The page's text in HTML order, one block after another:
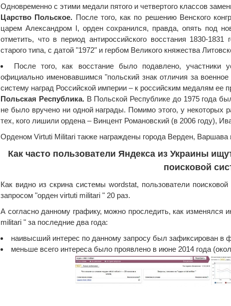
Одновременно с этими медали пятого и четвертого классов
Царство Польское. После того, как по решению Венского
царем Александром I, орден сохранился, правда, опять под
отметить, что в период антироссийского восстания 1830-
старого типа, с датой "1972" и гербом Великого княжества
После того, как восстание было подавлено, участники
официально именовавшимся "польский знак отличия за
систему наград Российской империи – к российским медалям ее
Польская Республика.В Польской Республике до 1975 года
не было вручено ни одной награды. Помимо этого, у некоторых
тех, кого лишили ордена – Винцент Романовский (в 2006 году),
Орденом Virtuti Militari также награждены города Верден, Варшава
Как часто пользователи Яндекса из Украины
поисковой
Как видно из скрина системы wordstat, пользователи
запросом "орден virtuti militari " 20 раз.
А согласно данному графику, можно проследить, как изменялся
militari " за последние два года:
наивысший интерес по данному запросу был зафиксирован в
меньше всего интереса было проявлено в июне 2014 года